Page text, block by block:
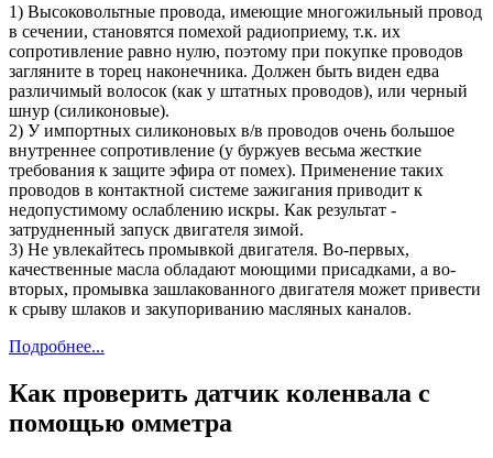
1) Высоковольтные провода, имеющие многожильный провод
в сечении, становятся помехой радиоприему, т.к. их
сопротивление равно нулю, поэтому при покупке проводов
загляните в торец наконечника. Должен быть виден едва
различимый волосок (как у штатных проводов), или черный
шнур (силиконовые).
2) У импортных силиконовых в/в проводов очень большое
внутреннее сопротивление (у буржуев весьма жесткие
требования к защите эфира от помех). Применение таких
проводов в контактной системе зажигания приводит к
недопустимому ослаблению искры. Как результат -
затрудненный запуск двигателя зимой.
3) Не увлекайтесь промывкой двигателя. Во-первых,
качественные масла обладают моющими присадками, а во-
вторых, промывка зашлакованного двигателя может привести
к срыву шлаков и закупориванию масляных каналов.
Подробнее...
Как проверить датчик коленвала с
помощью омметра